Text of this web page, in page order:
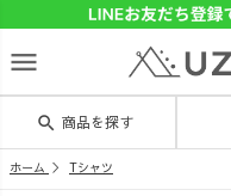
menu
search 商品を探す
ホーム Tシャツ